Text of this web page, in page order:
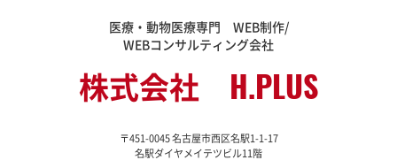
医療・動物医療専門 WEB制作/
WEBコンサルティング会社
株式会社 H.PLUS
〒451-0045 名古屋市西区名駅1-1-17
名駅ダイヤメイテツビル11階